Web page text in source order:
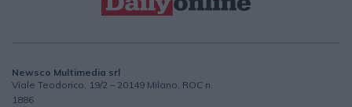
Newsco Multimedia srl
Viale Teodorico, 19/2 – 20149 Milano, ROC n.
1886